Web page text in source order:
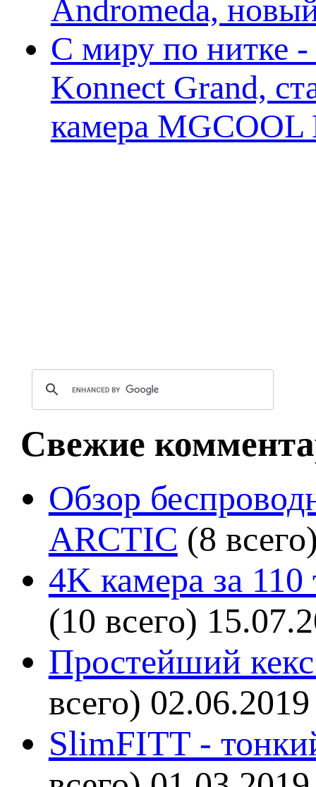
Andromeda,
С миру по нитке -
Konnect Grand,
камера MGCOOL
Свежие
Обзор
ARCTIC (8
4K камера за
(10 всего)
Простейший кекс
всего) 02.06.2019
SlimFITT -